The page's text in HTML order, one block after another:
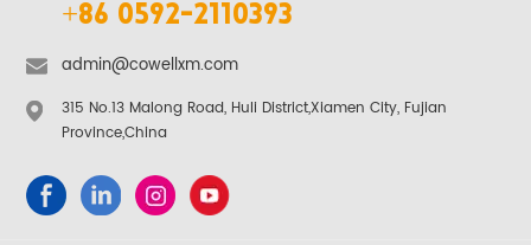
+86 0592-2110393
admin@cowellxm.com
315 No.13 Malong Road, Huli District,Xiamen City, Fujian
Province,China